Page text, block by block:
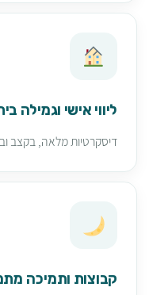
ליווי אישי וגמילה
דיסקרטיות מלאה, בקצב
קבוצות ותמיכה